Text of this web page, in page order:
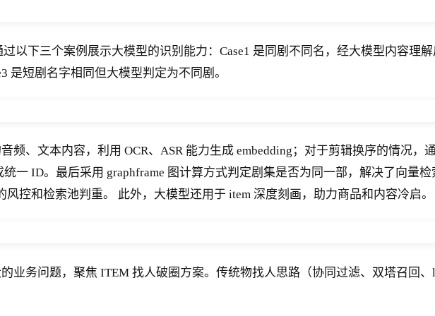
以下三个案例展示大模型的识别能力：Case1 是同剧不同名，经大模型内容理
是短剧名字相同但大模型判定为不同剧。
、文本内容，利用 OCR、ASR 能力生成 embedding；对于剪辑换序的情况，
一 ID。最后采用 graphframe 图计算方式判定剧集是否为同一部，解决了向量
控和检索池判重。 此外，大模型还用于 item 深度刻画，助力商品和内容冷启。
业务问题，聚焦 ITEM 找人破圈方案。传统物找人思路（协同过滤、双塔召回